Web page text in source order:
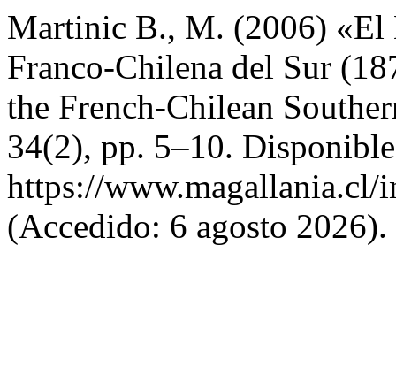
Martinic B., M. (2006) «El
Franco-Chilena del Sur
the French-Chilean
34(2), pp. 5–10.
https://www.magallania.cl/
(Accedido: 6 agosto 2026).